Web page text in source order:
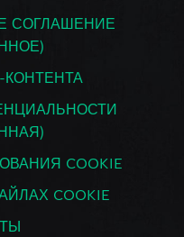
СОГЛАШЕНИЕ
COOKIE
COOKIE